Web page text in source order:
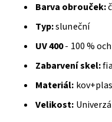
Barva obrouček:
Typ:sluneční
UV 400- 100 %
Zabarvení skel:
Materiál:
Velikost: